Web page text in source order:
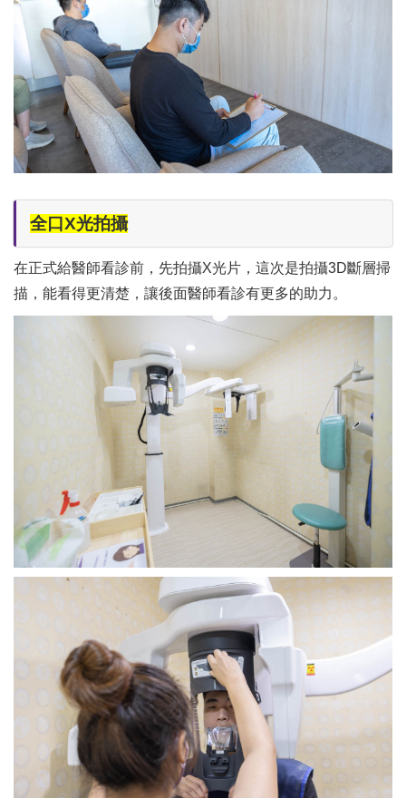
全口X光拍攝
在正式給醫師看診前，先拍攝X光片，這次是拍攝3D斷層掃
描，能看得更清楚，讓後面醫師看診有更多的助力。